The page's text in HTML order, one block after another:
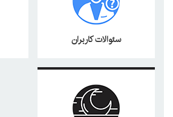
سئوالات کاربران